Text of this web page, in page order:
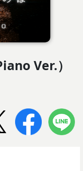
Ver.）